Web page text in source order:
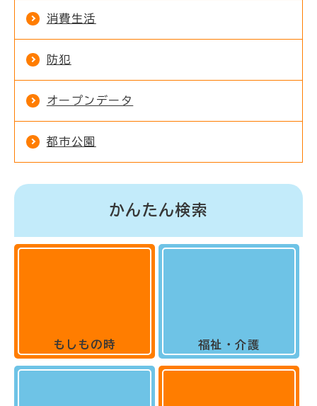
消費生活
防犯
オープンデータ
都市公園
かんたん検索
もしもの時 福祉・介護